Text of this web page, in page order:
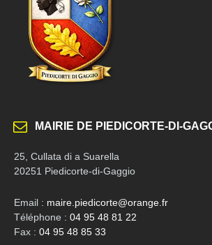
MAIRIE DE PIEDICORTE-DI-
25, Cullata di a Suarella
20251 Piedicorte-di-Gaggio
Email : maire.piedicorte@orange.fr
Téléphone : 04 95 48 81 22
Fax : 04 95 48 85 33